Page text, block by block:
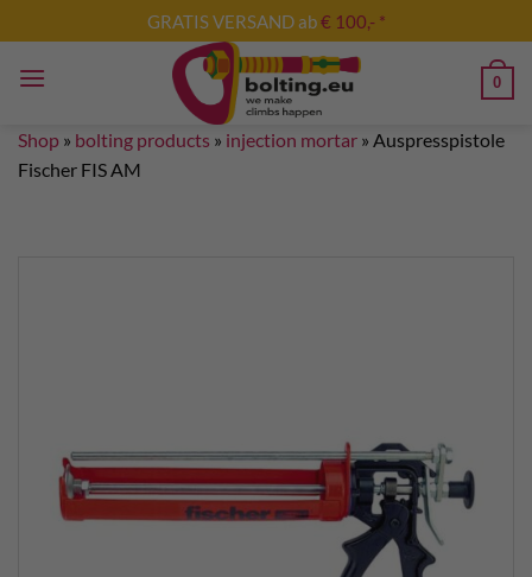
to
content
GRATIS VERSAND ab€ 100,- *
0
Shop » bolting products » injection mortar » Auspresspistole
Fischer FIS AM